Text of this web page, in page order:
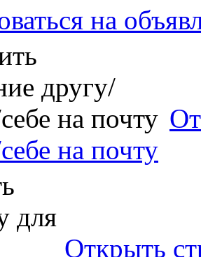
на
на почту
Открыть